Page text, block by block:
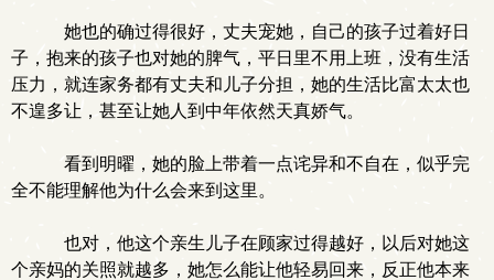
她也的确过得很好，丈夫宠她，自己的孩子过着好日
子，抱来的孩子也对她的脾气，平日里不用上班，没有生活
压力，就连家务都有丈夫和儿子分担，她的生活比富太太也
不遑多让，甚至让她人到中年依然天真娇气。
看到明曜，她的脸上带着一点诧异和不自在，似乎完
全不能理解他为什么会来到这里。
也对，他这个亲生儿子在顾家过得越好，以后对她这
个亲妈的关照就越多，她怎么能让他轻易回来，反正他本来